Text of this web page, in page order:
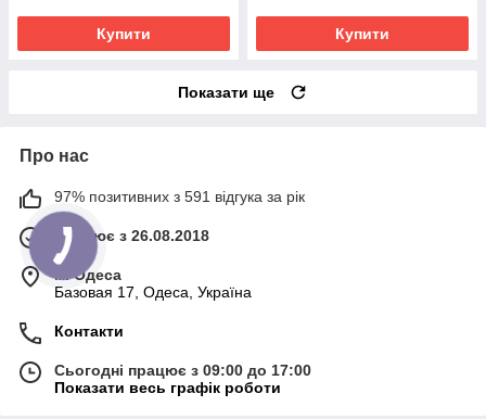
Купити Купити
Показати ще
Про нас
97% позитивних з 591 відгука за рік
Працює з 26.08.2018
м. Одеса
Базовая 17, Одеса, Україна
Контакти
Сьогодні працює з 09:00 до 17:00
Показати весь графік роботи